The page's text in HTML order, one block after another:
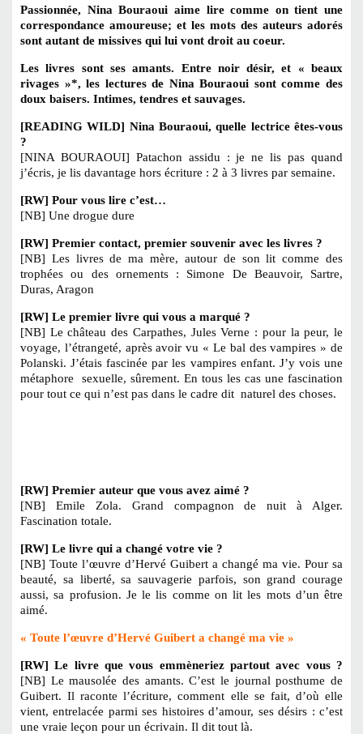
Passionnée, Nina Bouraoui aime lire comme on tient une
correspondance amoureuse; et les mots des auteurs adorés
sont autant de missives qui lui vont droit au coeur.
Les livres sont ses amants. Entre noir désir, et « beaux
rivages »*, les lectures de Nina Bouraoui sont comme des
doux baisers. Intimes, tendres et sauvages.
[READING WILD] Nina Bouraoui, quelle lectrice êtes-vous
?
[NINA BOURAOUI] Patachon assidu : je ne lis pas quand
j’écris, je lis davantage hors écriture : 2 à 3 livres par semaine.
[RW] Pour vous lire c’est…
[NB] Une drogue dure
[RW] Premier contact, premier souvenir avec les livres ?
[NB] Les livres de ma mère, autour de son lit comme des
trophées ou des ornements : Simone De Beauvoir, Sartre,
Duras, Aragon
[RW] Le premier livre qui vous a marqué ?
[NB] Le château des Carpathes, Jules Verne : pour la peur, le
voyage, l’étrangeté, après avoir vu « Le bal des vampires » de
Polanski. J’étais fascinée par les vampires enfant. J’y vois une
métaphore sexuelle, sûrement. En tous les cas une fascination
pour tout ce qui n’est pas dans le cadre dit naturel des choses.
[RW] Premier auteur que vous avez aimé ?
[NB] Emile Zola. Grand compagnon de nuit à Alger.
Fascination totale.
[RW] Le livre qui a changé votre vie ?
[NB] Toute l’œuvre d’Hervé Guibert a changé ma vie. Pour sa
beauté, sa liberté, sa sauvagerie parfois, son grand courage
aussi, sa profusion. Je le lis comme on lit les mots d’un être
aimé.
« Toute l’œuvre d’Hervé Guibert a changé ma vie »
[RW] Le livre que vous emmèneriez partout avec vous ?
[NB] Le mausolée des amants. C’est le journal posthume de
Guibert. Il raconte l’écriture, comment elle se fait, d’où elle
vient, entrelacée parmi ses histoires d’amour, ses désirs : c’est
une vraie leçon pour un écrivain. Il dit tout là.